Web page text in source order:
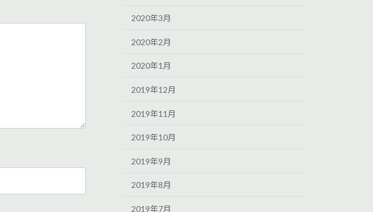
2020年3月
2020年2月
2020年1月
2019年12月
2019年11月
2019年10月
2019年9月
2019年8月
2019年7月